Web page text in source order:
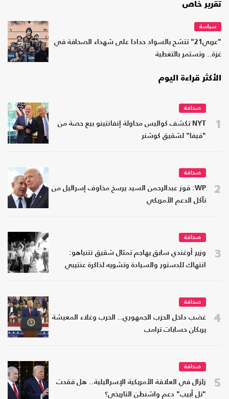
تقرير خاص
سياسة
"عربي21" تتشح بالسواد حدادا على شهداء الصحافة في
غزة.. وتستمر بالتغطية
الأكثر قراءة اليوم
1
صحافة
NYT تكشف كواليس محاولة إنفانتينو بيع حصة من
"فيفا" لشقيق كوشنر
2
صحافة
WP: فوز عبدالرحمن السيد يرسخ مخاوف إسرائيل من
تآكل الدعم الأمريكي
3
صحافة
وزير أوغندي سابق يهاجم تمثال شقيق نتنياهو:
انتهاك للدستور والسيادة وتشويه لذاكرة عنتيبي
4
صحافة
غضب داخل الحزب الجمهوري.. الحرب وغلاء المعيشة
يربكان حسابات ترامب
5
صحافة
زلزال في العلاقة الأمريكية الإسرائيلية.. هل فقدت
"تل أبيب" دعم واشنطن التاريخي؟